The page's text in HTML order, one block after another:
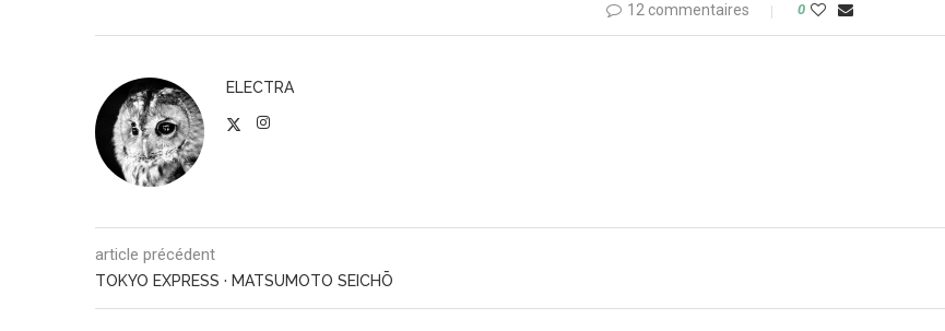
12 commentaires 0
ELECTRA
article précédent
TOKYO EXPRESS · MATSUMOTO SEICHŌ